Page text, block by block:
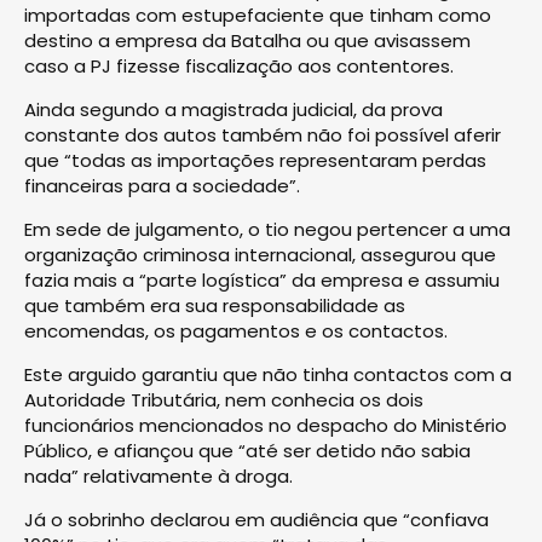
importadas com estupefaciente que tinham como
destino a empresa da Batalha ou que avisassem
caso a PJ fizesse fiscalização aos contentores.
Ainda segundo a magistrada judicial, da prova
constante dos autos também não foi possível aferir
que “todas as importações representaram perdas
financeiras para a sociedade”.
Em sede de julgamento, o tio negou pertencer a uma
organização criminosa internacional, assegurou que
fazia mais a “parte logística” da empresa e assumiu
que também era sua responsabilidade as
encomendas, os pagamentos e os contactos.
Este arguido garantiu que não tinha contactos com a
Autoridade Tributária, nem conhecia os dois
funcionários mencionados no despacho do Ministério
Público, e afiançou que “até ser detido não sabia
nada” relativamente à droga.
Já o sobrinho declarou em audiência que “confiava